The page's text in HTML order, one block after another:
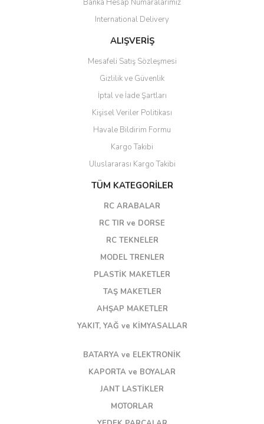
Banka Hesap Numaralarımız
International Delivery
ALIŞVERİŞ
Mesafeli Satış Sözleşmesi
Gizlilik ve Güvenlik
İptal ve İade Şartları
Kişisel Veriler Politikası
Havale Bildirim Formu
Kargo Takibi
Uluslararası Kargo Takibi
TÜM KATEGORİLER
RC ARABALAR
RC TIR ve DORSE
RC TEKNELER
MODEL TRENLER
PLASTİK MAKETLER
TAŞ MAKETLER
AHŞAP MAKETLER
YAKIT, YAĞ ve KİMYASALLAR
BATARYA ve ELEKTRONİK
KAPORTA ve BOYALAR
JANT LASTİKLER
MOTORLAR